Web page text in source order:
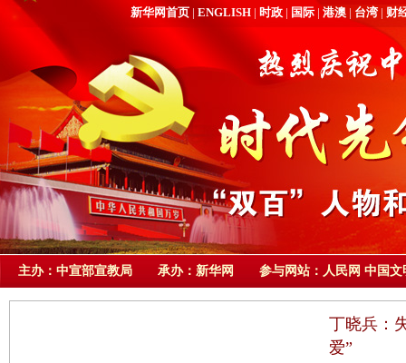
新华网首页| ENGLISH| 时政| 国际| 港澳| 台湾| 财
主办：中宣部宣教局 承办： 新华网 参与网站： 人民网 中国文
丁晓兵：
爱”